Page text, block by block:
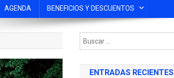
AGENDA BENEFICIOS Y DESCUENTOS
ENTRADAS RECIENTES